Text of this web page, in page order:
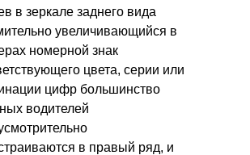
в зеркале заднего вида
увеличивающийся в
номерной знак
цвета, серии или
цифр большинство
водителей
в правый ряд, и